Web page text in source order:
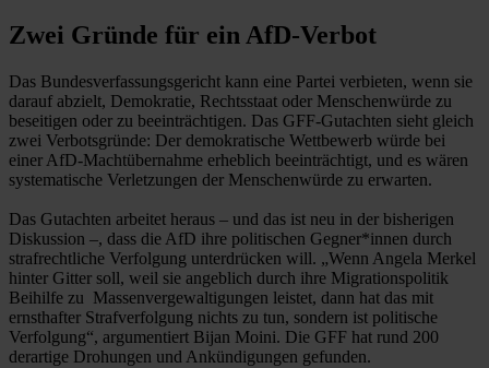
Zwei Gründe für ein AfD-Verbot
Das Bundesverfassungsgericht kann eine Partei verbieten, wenn sie
darauf abzielt, Demokratie, Rechtsstaat oder Menschenwürde zu
beseitigen oder zu beeinträchtigen. Das GFF-Gutachten sieht gleich
zwei Verbotsgründe: Der demokratische Wettbewerb würde bei
einer AfD-Machtübernahme erheblich beeinträchtigt, und es wären
systematische Verletzungen der Menschenwürde zu erwarten.
Das Gutachten arbeitet heraus – und das ist neu in der bisherigen
Diskussion –, dass die AfD ihre politischen Gegner*innen durch
strafrechtliche Verfolgung unterdrücken will. „Wenn Angela Merkel
hinter Gitter soll, weil sie angeblich durch ihre Migrationspolitik
Beihilfe zu Massenvergewaltigungen leistet, dann hat das mit
ernsthafter Strafverfolgung nichts zu tun, sondern ist politische
Verfolgung“, argumentiert Bijan Moini. Die GFF hat rund 200
derartige Drohungen und Ankündigungen gefunden.